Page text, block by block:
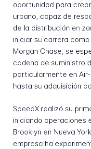
oportunidad para
urbano, capaz de
de la distribución en
iniciar su carrera
Morgan Chase, se
cadena de suministro
particularmente en
hasta su adquisición
SpeedX realizó su
iniciando operaciones
Brooklyn en Nueva
empresa ha